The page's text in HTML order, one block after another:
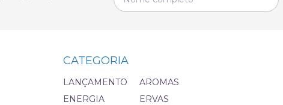
CATEGORIA
LANÇAMENTO
ENERGIA
AROMAS
ERVAS